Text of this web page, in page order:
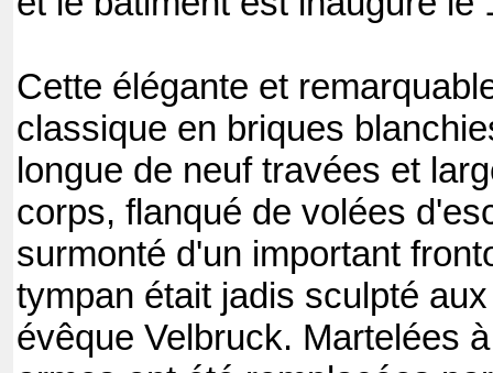
Cette élégante et
classique en briques
longue de neuf travées et
corps, flanqué de volées
surmonté d'un important
tympan était jadis sculpté
évêque Velbruck. Martelées